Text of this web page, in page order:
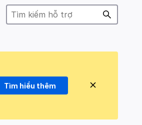
Tìm hiểu thêm